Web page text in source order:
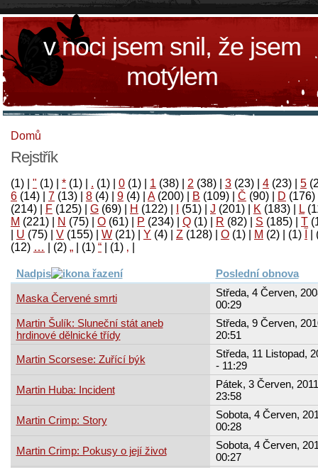
v noci jsem snil, že jsem
motýlem
Domů
Rejstřík
(1) " (1) * (1) . (1) 0 (1) 1 (38) 2 (38) 3 (23) 4 (23) 5
6 (14) 7 (13) 8 (4) 9 (4) A(200) B (109) Č (90) D (176)
(214)
F (125) G (69) H (122) (51) J (201) K (183) L
M (221) N (75) O (61) P (234) Q (1) R (82) S (185) T
U (75) V (155) W (21) Y (4) Z (128) Ο (1) М (2)
(1)
‚
(1)
“
(1)
„
(2)
…
(12)
Nadpis Poslední obnova
Maska Červené smrti
Středa, 4 Červen,
00:29
Martin Šulík: Sluneční stát aneb
hrdinové dělnické třídy
Středa, 9 Červen,
20:51
Martin Scorsese: Zuřící býk
Středa, 11 Listopad,
- 11:29
Martin Huba: Incident
Pátek, 3 Červen,
23:58
Martin Crimp: Story
Sobota, 4 Červen,
00:28
Martin Crimp: Pokusy o její život
Sobota, 4 Červen,
00:27